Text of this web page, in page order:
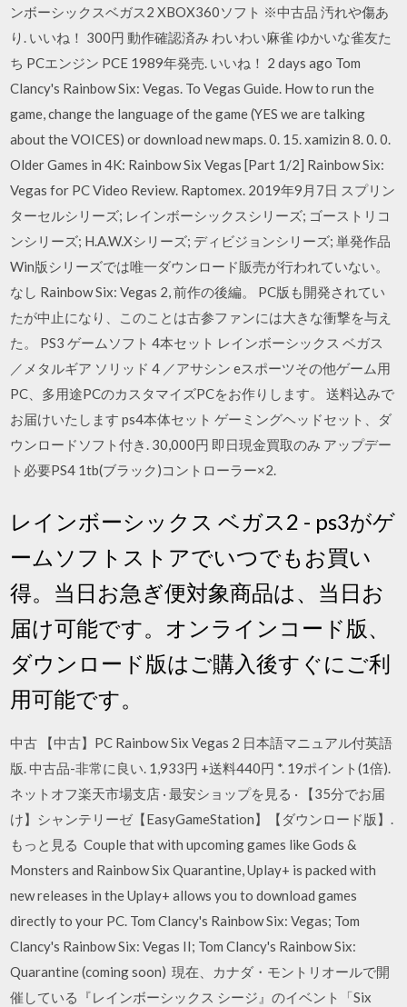
ンボーシックスベガス2 XBOX360ソフト ※中古品 汚れや傷あ
り. いいね！ 300円 動作確認済み わいわい麻雀 ゆかいな雀友た
ち PCエンジン PCE 1989年発売. いいね！ 2 days ago Tom
Clancy's Rainbow Six: Vegas. To Vegas Guide. How to run the
game, change the language of the game (YES we are talking
about the VOICES) or download new maps. 0. 15. xamizin 8. 0. 0.
Older Games in 4K: Rainbow Six Vegas [Part 1/2] Rainbow Six:
Vegas for PC Video Review. Raptomex. 2019年9月7日 スプリン
ターセルシリーズ; レインボーシックスシリーズ; ゴーストリコ
ンシリーズ; H.A.W.Xシリーズ; ディビジョンシリーズ; 単発作品
Win版シリーズでは唯一ダウンロード販売が行われていない。
なし Rainbow Six: Vegas 2, 前作の後編。 PC版も開発されてい
たが中止になり、このことは古参ファンには大きな衝撃を与え
た。 PS3 ゲームソフト 4本セット レインボーシックス ベガス
／メタルギア ソリッド 4 ／アサシン eスポーツその他ゲーム用
PC、多用途PCのカスタマイズPCをお作りします。 送料込みで
お届けいたします ps4本体セット ゲーミングヘッドセット、ダ
ウンロードソフト付き. 30,000円 即日現金買取のみ アップデー
ト必要PS4 1tb(ブラック)コントローラー×2.
レインボーシックス ベガス2 - ps3がゲ
ームソフトストアでいつでもお買い
得。当日お急ぎ便対象商品は、当日お
届け可能です。オンラインコード版、
ダウンロード版はご購入後すぐにご利
用可能です。
中古 【中古】PC Rainbow Six Vegas 2 日本語マニュアル付英語
版. 中古品-非常に良い. 1,933円 +送料440円 *. 19ポイント(1倍).
ネットオフ楽天市場支店 · 最安ショップを見る · 【35分でお届
け】シャンテリーゼ【EasyGameStation】【ダウンロード版】.
もっと見る Couple that with upcoming games like Gods &
Monsters and Rainbow Six Quarantine, Uplay+ is packed with
new releases in the Uplay+ allows you to download games
directly to your PC. Tom Clancy's Rainbow Six: Vegas; Tom
Clancy's Rainbow Six: Vegas II; Tom Clancy's Rainbow Six:
Quarantine (coming soon) 現在、カナダ・モントリオールで開
催している『レインボーシックス シージ』のイベント「Six